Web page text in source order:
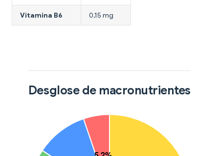
Vitamina B6 0,15 mg
Desglose de macronutrientes